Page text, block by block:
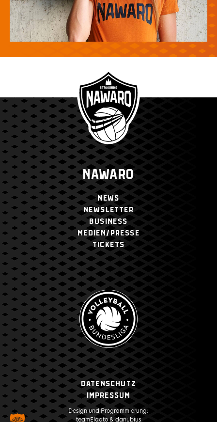
NAWARO
NEWS
NEWSLETTER
BUSINESS
MEDIEN/PRESSE
TICKETS
Datenschutz
Impressum
Design und Programmierung:
teamElgato&danubius